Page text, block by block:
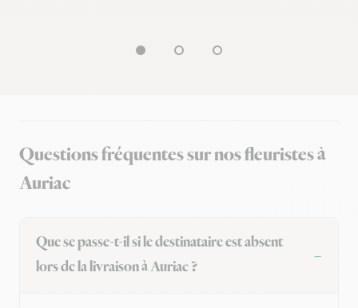
Questions fréquentes sur nos fleuristes à
Auriac
Que se passe-t-il si le destinataire est absent
lors de la livraison à Auriac ?